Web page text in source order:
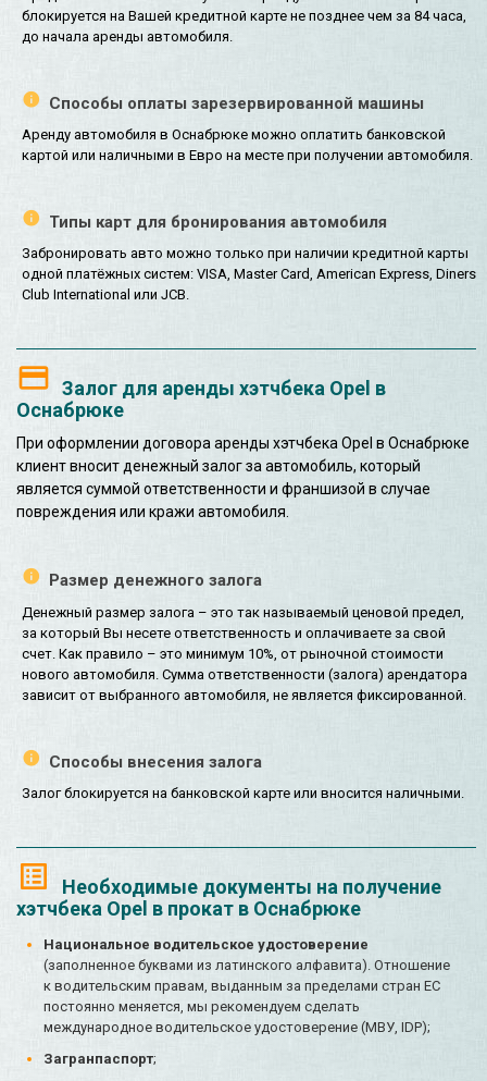
блокируется на Вашей кредитной карте не позднее чем за 84 часа,
до начала аренды автомобиля.
Способы оплаты зарезервированной машины
Аренду автомобиля в Оснабрюке можно оплатить банковской
картой или наличными в Евро на месте при получении автомобиля.
Типы карт для бронирования автомобиля
Забронировать авто можно только при наличии кредитной карты
одной платёжных систем: VISA, Master Card, American Express, Diners
Club International или JCB.
Залог для аренды хэтчбека Opel в
Оснабрюке
При оформлении договора аренды хэтчбека Opel в Оснабрюке
клиент вносит денежный залог за автомобиль, который
является суммой ответственности и франшизой в случае
повреждения или кражи автомобиля.
Размер денежного залога
Денежный размер залога – это так называемый ценовой предел,
за который Вы несете ответственность и оплачиваете за свой
счет. Как правило – это минимум 10%, от рыночной стоимости
нового автомобиля. Сумма ответственности (залога) арендатора
зависит от выбранного автомобиля, не является фиксированной.
Способы внесения залога
Залог блокируется на банковской карте или вносится наличными.
Необходимые документы на получение
хэтчбека Opel в прокат в Оснабрюке
Национальное водительское удостоверение
(заполненное буквами из латинского алфавита). Отношение
к водительским правам, выданным за пределами стран ЕС
постоянно меняется, мы рекомендуем сделать
международное водительское удостоверение (МВУ, IDP);
Загранпаспорт;